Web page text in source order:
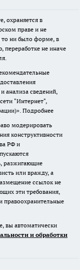
охраняется в
праве и не
то ни было форме, в
переработке не иначе
анализа сведений,
"Интернет",
Подробнее
модерировать
конструктивности
РФ и
разжигающие
или вражду, а
ссылок не
эти требования,
правоохранительные
вы автоматически
и обработки